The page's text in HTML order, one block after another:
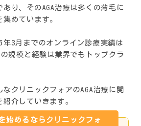
り、そのAGA治療は多くの薄毛に
めています。
年3月までのオンライン診療実績は
規模と経験は業界でもトップクラ
クリニックフォアのAGA治療に関
介していきます。
始めるならクリニックフォ